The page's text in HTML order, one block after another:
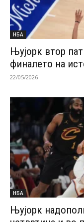
НБА
Њујорк втор
финалето на
22/05/2026
НБА
Њујорк